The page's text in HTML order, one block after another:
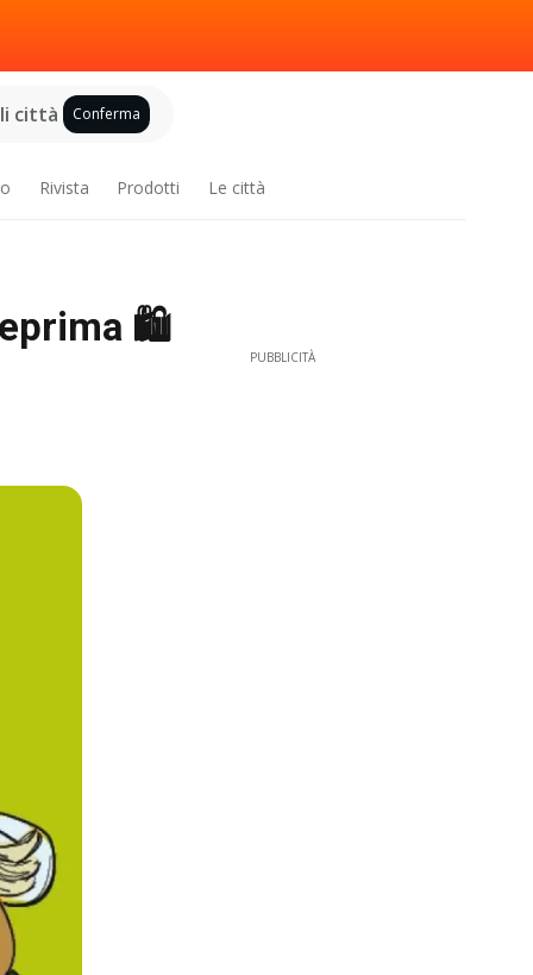
città Conferma
Rivista Prodotti Le città
🛍️
PUBBLICITÀ